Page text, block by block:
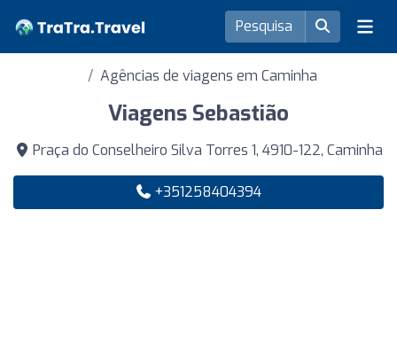
Agências de viagens em Caminha
Viagens Sebastião
Praça do Conselheiro Silva Torres 1, 4910-122, Caminha
+351258404394